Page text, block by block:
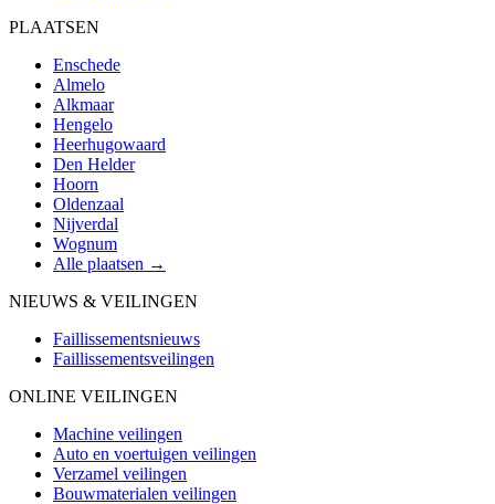
PLAATSEN
Enschede
Almelo
Alkmaar
Hengelo
Heerhugowaard
Den Helder
Hoorn
Oldenzaal
Nijverdal
Wognum
Alle plaatsen →
NIEUWS & VEILINGEN
Faillissementsnieuws
Faillissementsveilingen
ONLINE VEILINGEN
Machine veilingen
Auto en voertuigen veilingen
Verzamel veilingen
Bouwmaterialen veilingen